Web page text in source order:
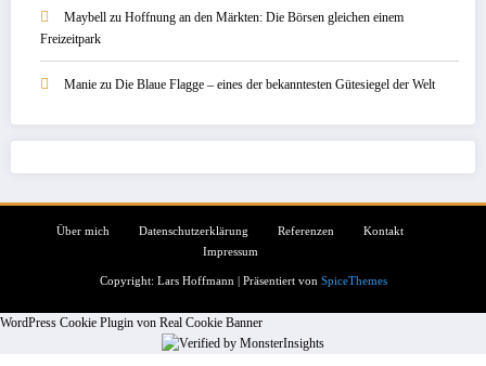
Maybell zu Hoffnung an den Märkten: Die Börsen gleichen einem
Freizeitpark
Manie zu Die Blaue Flagge – eines der bekanntesten Gütesiegel der Welt
Über mich Datenschutzerklärung Referenzen
Kontakt
Impressum
Copyright: Lars Hoffmann | Präsentiert von SpiceThemes
WordPress Cookie Plugin von Real Cookie Banner